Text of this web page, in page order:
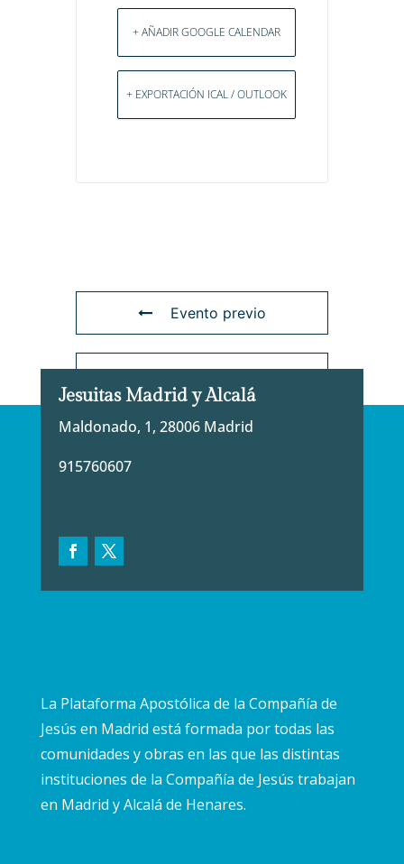
+ AÑADIR GOOGLE CALENDAR
+ EXPORTACIÓN ICAL / OUTLOOK
Evento previo
Evento siguiente
Jesuitas Madrid y Alcalá
Maldonado, 1, 28006 Madrid
915760607
La Plataforma Apostólica de la Compañía de
Jesús en Madrid está formada por todas las
comunidades y obras en las que las distintas
instituciones de la Compañía de Jesús trabajan
en Madrid y Alcalá de Henares.